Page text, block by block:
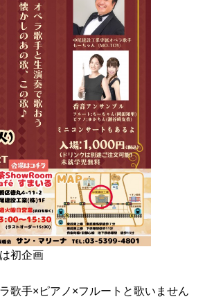
初企画
歌手×ピアノ×フルートと歌いません